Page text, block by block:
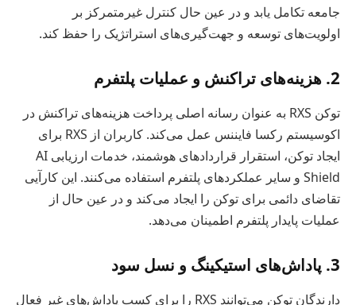
جامعه تکامل یابد و در عین حال کنترل غیرمتمرکز بر
اولویت‌های توسعه و جهت‌گیری‌های استراتژیک را حفظ کند.
2. هزینه‌های تراکنش و عملیات پلتفرم
توکن RXS به عنوان رسانه اصلی پرداخت هزینه‌های تراکنش در
اکوسیستم رکسا فایننس عمل می‌کند. کاربران از RXS برای
ایجاد توکن، استقرار قراردادهای هوشمند، خدمات ارزیابی AI
Shield و سایر عملکردهای پلتفرم استفاده می‌کنند. این کارآیی
تقاضای دائمی برای توکن را ایجاد می‌کند و در عین حال از
عملیات پایدار پلتفرم اطمینان می‌دهد.
3. پاداش‌های استیکینگ و نسل سود
دارندگان توکن می‌توانند RXS را برای کسب پاداش‌های غیر فعال